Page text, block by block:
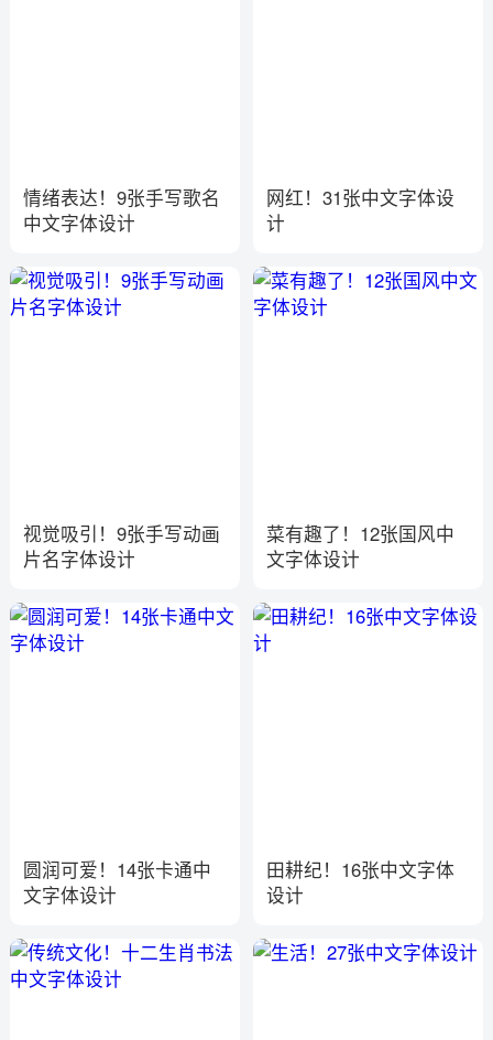
情绪表达！9张手写歌名
中文字体设计
网红！31张中文字体设
计
视觉吸引！9张手写动画
片名字体设计
菜有趣了！12张国风中
文字体设计
圆润可爱！14张卡通中
文字体设计
田耕纪！16张中文字体
设计